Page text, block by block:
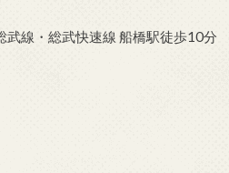
武線・総武快速線 船橋駅徒歩10分